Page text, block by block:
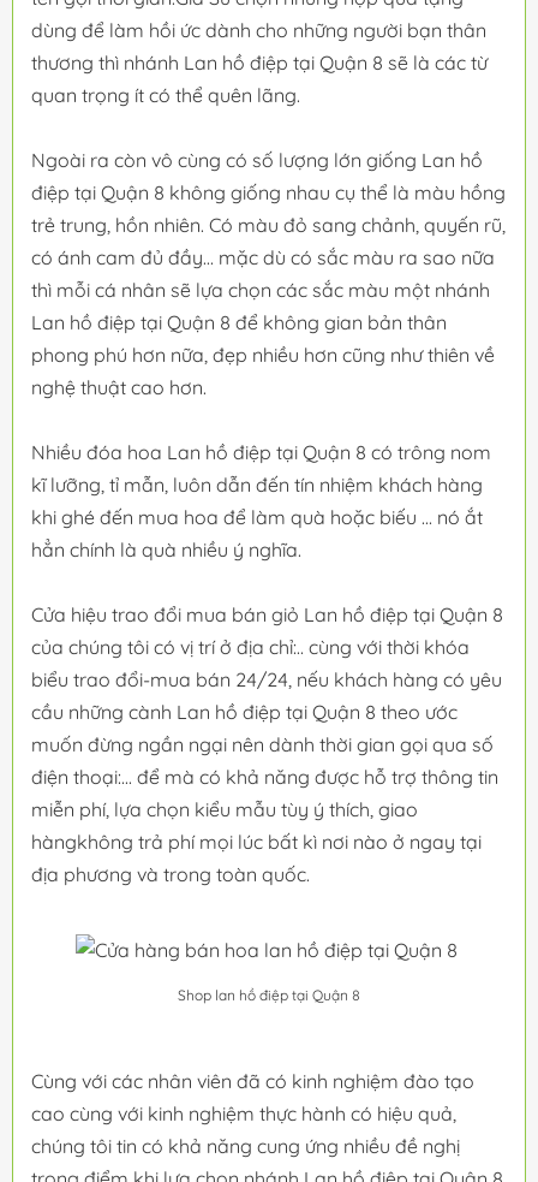
dùng để làm hồi ức dành cho những người bạn thân
thương thì nhánh Lan hồ điệp tại Quận 8 sẽ là các từ
quan trọng ít có thể quên lãng.
Ngoài ra còn vô cùng có số lượng lớn giống Lan hồ
điệp tại Quận 8 không giống nhau cụ thể là màu hồng
trẻ trung, hồn nhiên. Có màu đỏ sang chảnh, quyến rũ,
có ánh cam đủ đầy... mặc dù có sắc màu ra sao nữa
thì mỗi cá nhân sẽ lựa chọn các sắc màu một nhánh
Lan hồ điệp tại Quận 8 để không gian bản thân
phong phú hơn nữa, đẹp nhiều hơn cũng như thiên về
nghệ thuật cao hơn.
Nhiều đóa hoa Lan hồ điệp tại Quận 8 có trông nom
kĩ lưỡng, tỉ mẫn, luôn dẫn đến tín nhiệm khách hàng
khi ghé đến mua hoa để làm quà hoặc biếu ... nó ắt
hẳn chính là quà nhiều ý nghĩa.
Cửa hiệu trao đổi mua bán giỏ Lan hồ điệp tại Quận 8
của chúng tôi có vị trí ở địa chỉ:.. cùng với thời khóa
biểu trao đổi-mua bán 24/24, nếu khách hàng có yêu
cầu những cành Lan hồ điệp tại Quận 8 theo ước
muốn đừng ngần ngại nên dành thời gian gọi qua số
điện thoại:... để mà có khả năng được hỗ trợ thông tin
miễn phí, lựa chọn kiểu mẫu tùy ý thích, giao
hàngkhông trả phí mọi lúc bất kì nơi nào ở ngay tại
địa phương và trong toàn quốc.
Shop lan hồ điệp tại Quận 8
Cùng với các nhân viên đã có kinh nghiệm đào tạo
cao cùng với kinh nghiệm thực hành có hiệu quả,
chúng tôi tin có khả năng cung ứng nhiều đề nghị